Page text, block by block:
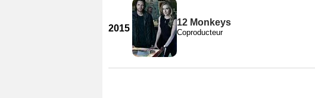
2015
12 Monkeys
Coproducteur